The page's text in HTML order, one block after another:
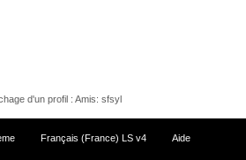
d'un profil : Amis: sfsyl
Français (France) LS v4 Aide